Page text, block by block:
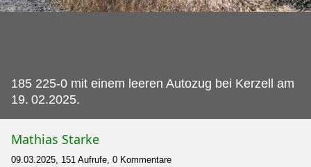
185 225-0 mit einem leeren Autozug bei Kerzell am
19. 02.2025.
Mathias Starke
09.03.2025, 151 Aufrufe, 0 Kommentare